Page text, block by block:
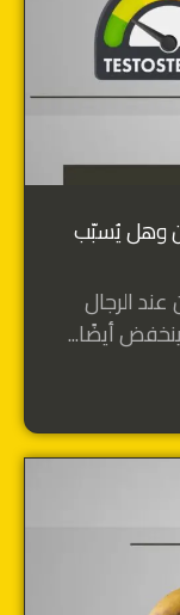
وهل يُسبّب
الرجال
أيضًا...